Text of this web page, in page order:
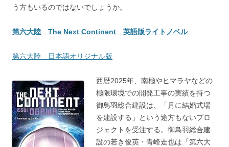
う方もいるのではないでしょうか。
第六大陸 The Next Continent 英語版ライトノベル
第六大陸 日本語オリジナル版
西暦2025年、南極やヒマラヤなどの
極限環境での開発工事の実績を持つ
御鳥羽総合建設は、「月に結婚式場
を建設する」という途方もないプロ
ジェクトを受注する。御鳥羽総合建
設の若き俊英・青峰走也は「第六大